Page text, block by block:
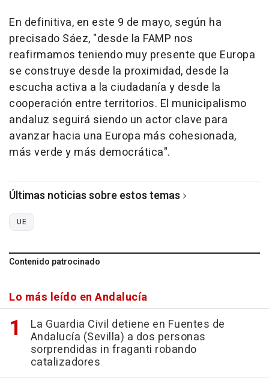
En definitiva, en este 9 de mayo, según ha
precisado Sáez, "desde la FAMP nos
reafirmamos teniendo muy presente que Europa
se construye desde la proximidad, desde la
escucha activa a la ciudadanía y desde la
cooperación entre territorios. El municipalismo
andaluz seguirá siendo un actor clave para
avanzar hacia una Europa más cohesionada,
más verde y más democrática".
Últimas noticias sobre estos temas
UE
Contenido patrocinado
Lo más leído en Andalucía
La Guardia Civil detiene en Fuentes de
Andalucía (Sevilla) a dos personas
sorprendidas in fraganti robando
catalizadores